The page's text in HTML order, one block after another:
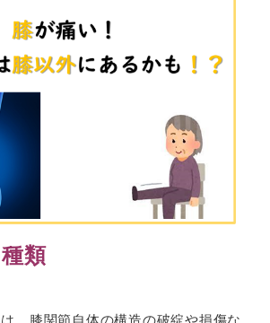
類
、膝関節自体の構造の破綻や損傷な